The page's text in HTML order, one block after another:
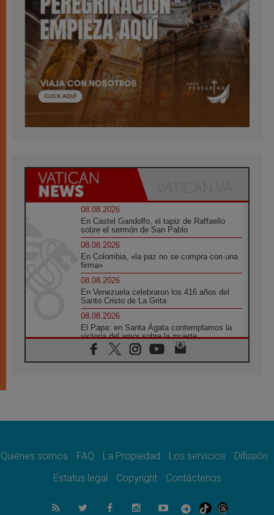
08.08.2026
En Castel Gandolfo, el tapiz de Raffaello
sobre el sermón de San Pablo
08.08.2026
En Colombia, «la paz no se compra con una
firma»
08.08.2026
En Venezuela celebraron los 416 años del
Santo Cristo de La Grita
08.08.2026
El Papa: en Santa Ágata contemplamos la
victoria del amor sobre la muerte
08.08.2026
León XIV visitará el Santuario de la Madre
07.08.2026
07.08.2026
el compromiso del cristiano"
La matanza de niños en Gaza no cesa: 300
Quiénes somos FAQ La Propiedad Los servicios
Difusión
Estatus legal
Copyright Contáctenos